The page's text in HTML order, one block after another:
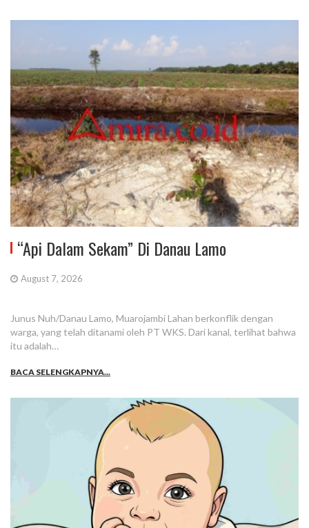
“Api Dalam Sekam” Di Danau Lamo
August 7, 2026
Junus Nuh/Danau Lamo, Muarojambi Lahan berkonflik dengan
warga, yang telah ditanami oleh PT WKS. Dari kanal, terlihat bahwa
itu adalah…
BACA SELENGKAPNYA...